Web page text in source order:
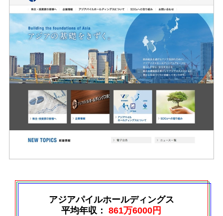
アジアパイルホールディングス
平均年収：861万6000円